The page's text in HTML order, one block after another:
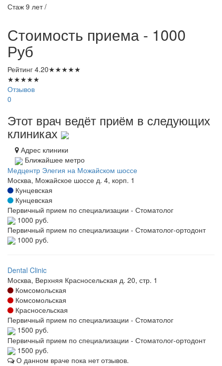
Стаж 9 лет /
Стоимость приема - 1000
Руб
Рейтинг 4.20★★★★★
★★★★★
Отзывов
0
Этот врач ведёт приём в следующих
клиниках
Адрес клиники
Ближайшее метро
Медцентр Элегия на Можайском шоссе
Москва, Можайское шоссе д. 4, корп. 1
Кунцевская
Кунцевская
Первичный прием по специализации - Стоматолог
1000 руб.
Первичный прием по специализации - Стоматолог-ортодонт
1000 руб.
Dental Clinic
Москва, Верхняя Красносельская д. 20, стр. 1
Комсомольская
Комсомольская
Красносельская
Первичный прием по специализации - Стоматолог
1500 руб.
Первичный прием по специализации - Стоматолог-ортодонт
1500 руб.
О данном враче пока нет отзывов.